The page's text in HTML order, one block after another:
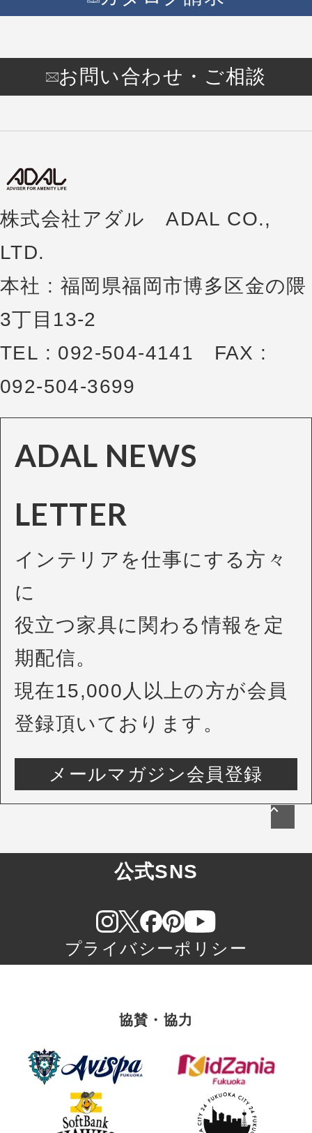
お問い合わせ・ご相談
株式会社アダル ADAL CO.,
LTD.
本社 : 福岡県福岡市博多区金の隈
3丁目13-2
TEL : 092-504-4141 FAX :
092-504-3699
ADAL NEWS
LETTER
インテリアを仕事にする方々
に
役立つ家具に関わる情報を定
期配信。
現在15,000人以上の方が会員
登録頂いております。
メールマガジン会員登録
公式SNS
プライバシーポリシー
協賛・協力